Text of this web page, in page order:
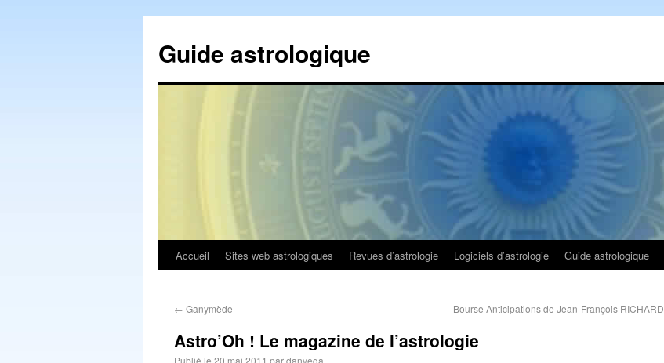
Guide astrologique
Accueil Sites web astrologiques Revues d’astrologie Logiciels d’astrologie Guide astrologique
← Ganymède Bourse Anticipations de Jean-François RICHARD
Astro’Oh ! Le magazine de l’astrologie
Publié le 20 mai 2011 pardanvega